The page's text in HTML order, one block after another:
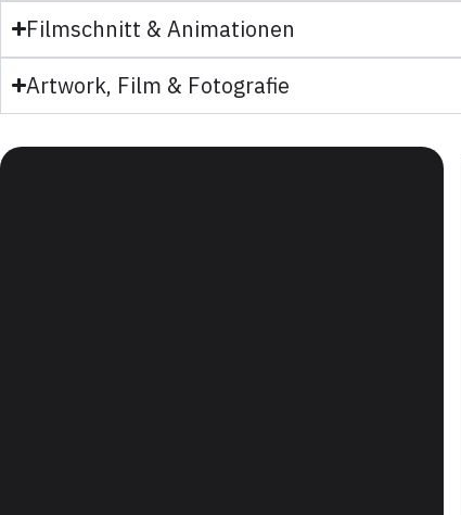
Filmschnitt & Animationen
Artwork, Film & Fotografie